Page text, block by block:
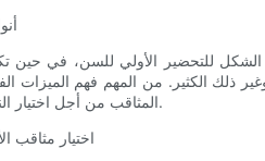
للتحضير الأولي للسن، في حين
ذلك الكثير. من المهم فهم الميزات
المثاقب من أجل اختيار النوع المناسب لممارستك.
اختيار مثاقب